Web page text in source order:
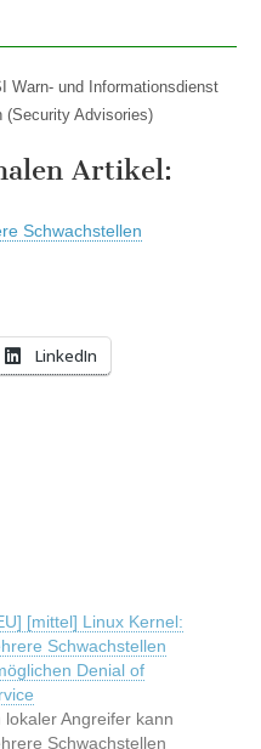
Warn- und Informationsdienst
(Security Advisories)
Artikel:
Schwachstellen
LinkedIn
[mittel] Linux Kernel:
Schwachstellen
Denial of
lokaler Angreifer kann
Schwachstellen